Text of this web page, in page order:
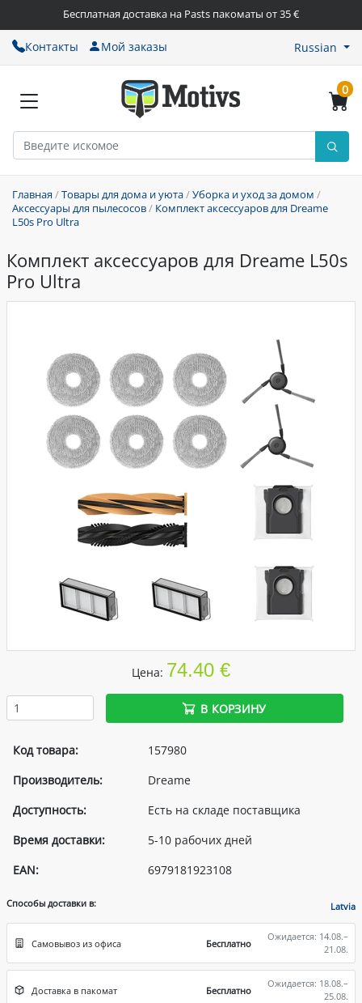
Бесплатная доставка на Pasts пакоматы от 35 €
Контакты Мой заказы Russian
0
Главная/Товары для дома и уюта/Уборка и уход за домом /
Аксессуары для пылесосов/ Комплект аксессуаров для Dreame
L50s Pro Ultra
Комплект аксессуаров для Dreame L50s
Pro Ultra
Цена: 74.40 €
В КОРЗИНУ
Код товара:
157980
Производитель:
Dreame
Доступность:
Есть на складе поставщика
Время доставки:
5-10 рабочих дней
EAN:
6979181923108
Способы доставки в: Latvia
Самовывоз из офиса Бесплатно
Ожидается: 14.08.–
21.08.
Доставка в пакомат Бесплатно
Ожидается: 18.08.–
25.08.